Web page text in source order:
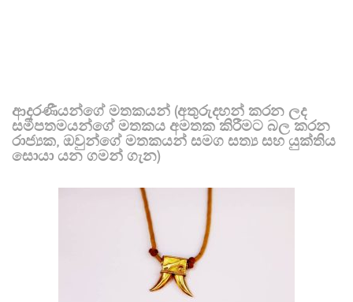
ආදරණීයන්ගේ මතකයන් (අතුරුදහන් කරන ලද
සමීපතමයන්ගේ මතකය අමතක කිරීමට බල කරන
රාජ්‍යක, ඔවුන්ගේ මතකයන් සමග සත්‍ය සහ යුක්තිය
සොයා යන ගමන් ගැන)